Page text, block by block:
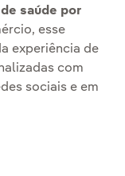
saúde por
esse
experiência de
com
sociais e em